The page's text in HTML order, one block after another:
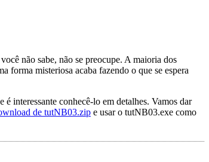
não sabe, não se preocupe. A maioria dos
forma misteriosa acaba fazendo o que se espera
interessante conhecê-lo em detalhes. Vamos dar
de tutNB03.zip e usar o tutNB03.exe como